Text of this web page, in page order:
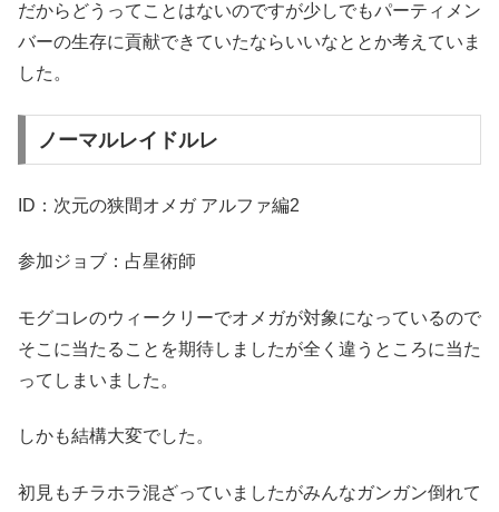
だからどうってことはないのですが少しでもパーティメン
バーの生存に貢献できていたならいいなととか考えていま
した。
ノーマルレイドルレ
ID：次元の狭間オメガ アルファ編2
参加ジョブ：占星術師
モグコレのウィークリーでオメガが対象になっているので
そこに当たることを期待しましたが全く違うところに当た
ってしまいました。
しかも結構大変でした。
初見もチラホラ混ざっていましたがみんなガンガン倒れて